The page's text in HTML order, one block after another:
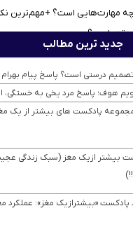
مهارت‌هایی است؟ +مهم‌ترین
جدید ترین مطالب
درستی است؟ پاسخ پیام بهرام
ویم هوف؛ پاسخ مرد یخی به
پادکست های بیشتر از یک
4 پادکست بیشتر ازیک مغز (سبک زندگی
«بیشترازیک مغز»: عملکرد مغزتو ۱۰